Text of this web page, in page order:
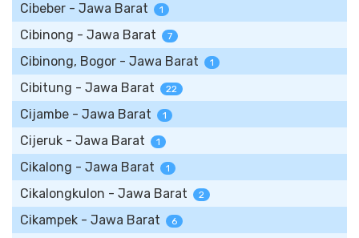
Cibeber - Jawa Barat 1
Cibinong - Jawa Barat 7
Cibinong, Bogor - Jawa Barat 1
Cibitung - Jawa Barat 22
Cijambe - Jawa Barat 1
Cijeruk - Jawa Barat 1
Cikalong - Jawa Barat 1
Cikalongkulon - Jawa Barat 2
Cikampek - Jawa Barat 6